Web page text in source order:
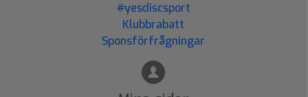
#yesdiscsport
Klubbrabatt
Sponsförfrågningar